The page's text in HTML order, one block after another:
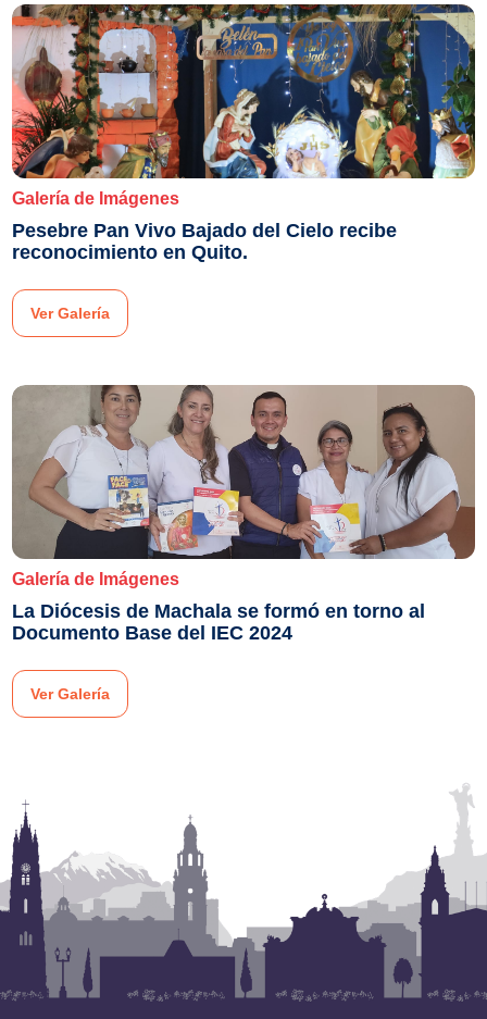
Galería de Imágenes
Pesebre Pan Vivo Bajado del Cielo recibe
reconocimiento en Quito.
Ver Galería
Galería de Imágenes
La Diócesis de Machala se formó en torno al
Documento Base del IEC 2024
Ver Galería